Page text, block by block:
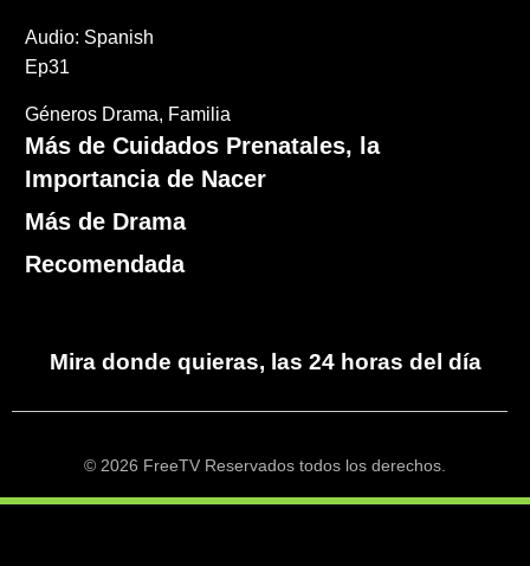
Audio: Spanish
Ep31
Géneros Drama Familia
Más de Cuidados Prenatales, la
Importancia de Nacer
Más de Drama
Recomendada
Mira donde quieras, las 24 horas del día
© 2026 FreeTV Reservados todos los derechos.